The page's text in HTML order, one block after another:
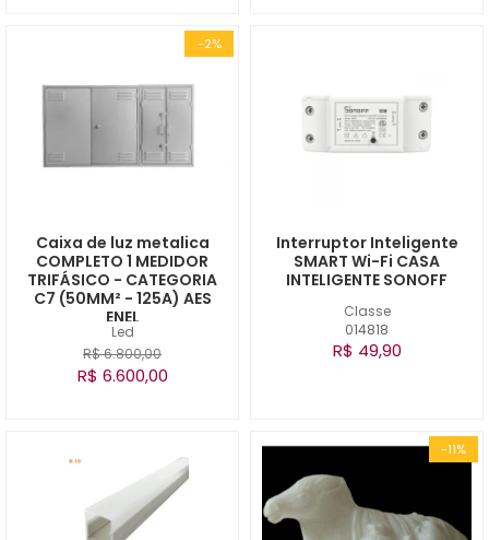
-2%
Led
Caixa de luz metalica
COMPLETO 1 MEDIDOR
TRIFÁSICO - CATEGORIA
C7 (50MM² - 125A) AES
ENEL
R$ 6.800,00
R$ 6.600,00
Classe
014818
Interruptor Inteligente
SMART Wi-Fi CASA
INTELIGENTE SONOFF
R$ 49,90
-11%